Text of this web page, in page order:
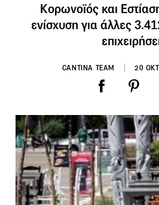
Κορωνοϊός και
ενίσχυση για άλλες
CANTINA TEAM 20